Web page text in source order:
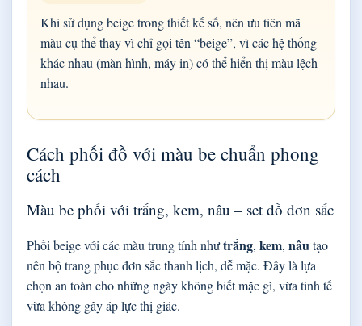
Khi sử dụng beige trong thiết kế số, nên ưu tiên mã
màu cụ thể thay vì chỉ gọi tên “beige”, vì các hệ thống
khác nhau (màn hình, máy in) có thể hiển thị màu lệch
nhau.
Cách phối đồ với màu be chuẩn phong
cách
Màu be phối với trắng, kem, nâu – set đồ đơn sắc
Phối beige với các màu trung tính nhưtrắng, kem, nâutạo
nên bộ trang phục đơn sắc thanh lịch, dễ mặc. Đây là lựa
chọn an toàn cho những ngày không biết mặc gì, vừa tinh tế
vừa không gây áp lực thị giác.